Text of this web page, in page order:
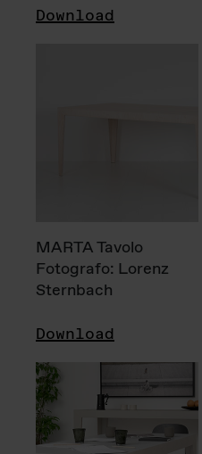
Download
MARTA Tavolo
Fotografo: Lorenz
Sternbach
Download